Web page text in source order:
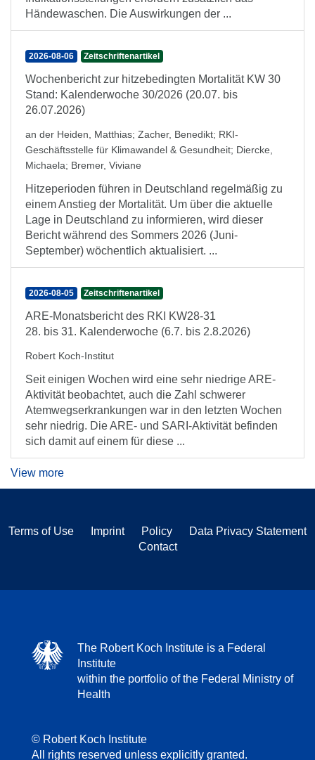
Händewaschen. Die Auswirkungen der ...
2026-08-06 Zeitschriftenartikel
Wochenbericht zur hitzebedingten Mortalität KW 30
Stand: Kalenderwoche 30/2026 (20.07. bis
26.07.2026)
an der Heiden, Matthias; Zacher, Benedikt; RKI-
Geschäftsstelle für Klimawandel & Gesundheit; Diercke,
Michaela; Bremer, Viviane
Hitzeperioden führen in Deutschland regelmäßig zu
einem Anstieg der Mortalität. Um über die aktuelle
Lage in Deutschland zu informieren, wird dieser
Bericht während des Sommers 2026 (Juni-
September) wöchentlich aktualisiert. ...
2026-08-05 Zeitschriftenartikel
ARE-Monatsbericht des RKI KW28-31
28. bis 31. Kalenderwoche (6.7. bis 2.8.2026)
Robert Koch-Institut
Seit einigen Wochen wird eine sehr niedrige ARE-
Aktivität beobachtet, auch die Zahl schwerer
Atemwegserkrankungen war in den letzten Wochen
sehr niedrig. Die ARE- und SARI-Aktivität befinden
sich damit auf einem für diese ...
View more
Terms of Use Imprint Policy
Data Privacy Statement
Contact
The Robert Koch Institute is a Federal
Institute
within the portfolio of the Federal Ministry of
Health
© Robert Koch Institute
All rights reserved unless explicitly granted.